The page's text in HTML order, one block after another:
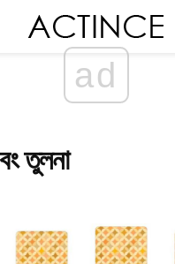
ad
তুলনা